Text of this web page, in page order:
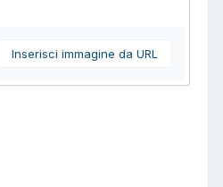
Inserisci immagine da URL